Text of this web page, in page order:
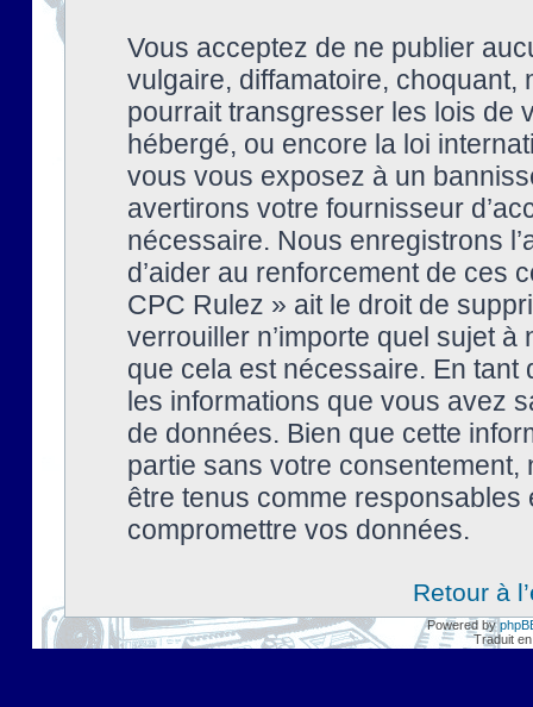
Vous acceptez de ne publier
vulgaire, diffamatoire, choquant,
pourrait transgresser les lois de
hébergé, ou encore la loi
vous vous exposez à un
avertirons votre fournisseur
nécessaire. Nous enregistrons
d’aider au renforcement de ces
CPC Rulez » ait le droit de
verrouiller n’importe quel sujet à
que cela est nécessaire. En tant
les informations que vous avez
de données. Bien que cette
partie sans votre
être tenus comme
compromettre vos données.
Retour à
Powered by
Traduit